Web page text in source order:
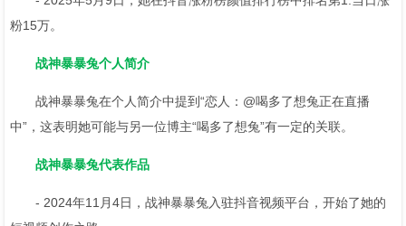
粉15万。
战神暴暴兔个人简介
战神暴暴兔在个人简介中提到“恋人：@喝多了想兔正在直播
中”，这表明她可能与另一位博主“喝多了想兔”有一定的关联。
战神暴暴兔代表作品
- 2024年11月4日，战神暴暴兔入驻抖音视频平台，开始了她的